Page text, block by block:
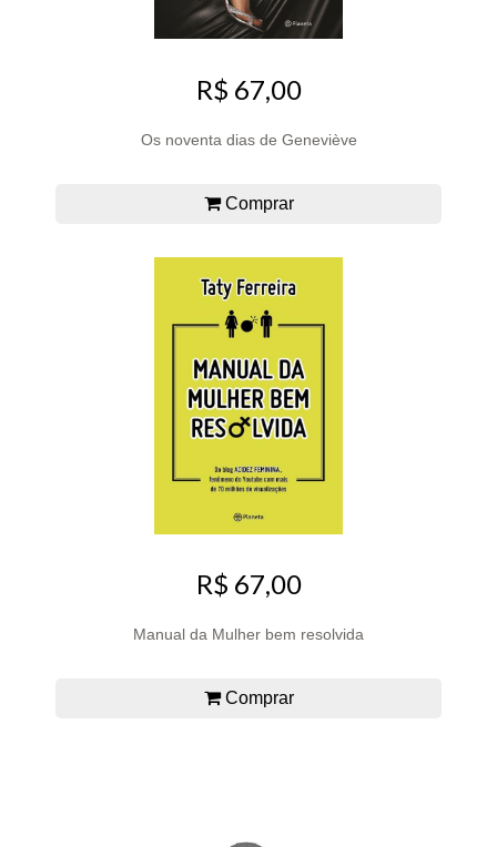
R$ 67,00
Os noventa dias de Geneviève
Comprar
R$ 67,00
Manual da Mulher bem resolvida
Comprar